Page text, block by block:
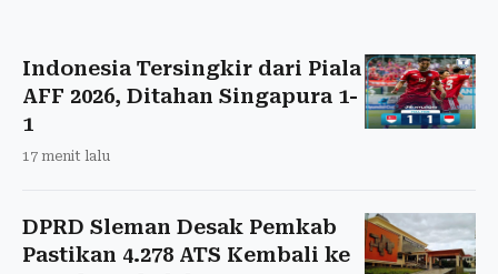
Indonesia Tersingkir dari Piala
AFF 2026, Ditahan Singapura 1-
1
17 menit lalu
DPRD Sleman Desak Pemkab
Pastikan 4.278 ATS Kembali ke